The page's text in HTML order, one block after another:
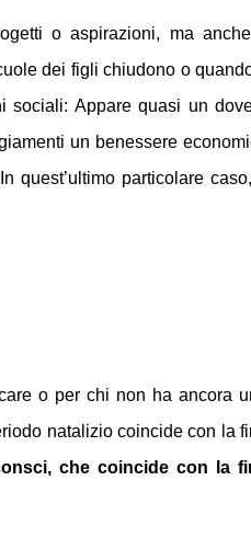
o aspirazioni, ma
dei figli chiudono o
sociali: Appare quasi un
un benessere
quest’ultimo particolare
o per chi non ha ancora
natalizio coincide con la
che coincide con la